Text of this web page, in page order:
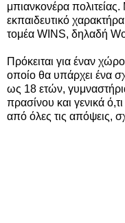
μπιανκονέρα πολιτείας.
εκπαιδευτικό
τομέα WINS, δηλαδή
Πρόκειται για έναν
οποίο θα υπάρχει ένα
ως 18 ετών,
πρασίνου και γενικά
από όλες τις απόψεις,